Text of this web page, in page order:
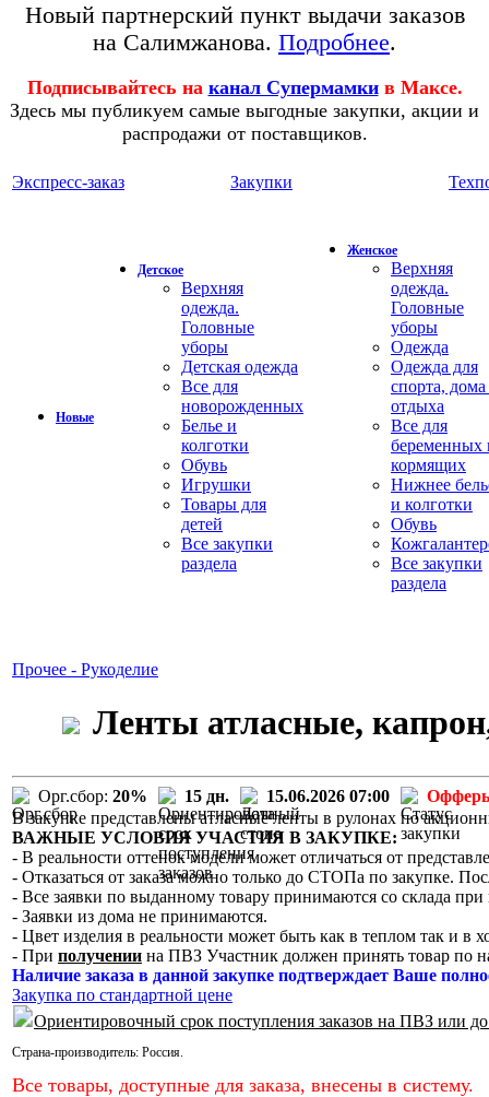
Новый партнерский пункт выдачи заказов
на Салимжанова. Подробнее.
Подписывайтесь на канал Супермамки в Максе.
Здесь мы публикуем самые выгодные закупки, акции и
распродажи от поставщиков.
Экспресс-заказ Закупки
Новые
Детское
Верхняя
одежда.
Головные
уборы
Детская одежда
Все для
новорожденных
Белье и
колготки
Обувь
Игрушки
Товары для
детей
Все закупки
раздела
Женское
Верхняя
одежда.
Головные
уборы
Одежда
Одежда для
спорта,
отдыха
Все для
беременных
кормящих
Нижнее
и колготки
Обувь
Все закупки
раздела
Прочее - Рукоделие
Ленты атласные,
Орг.сбор: 20% 15 дн. 15.06.2026 07:00
В закупке представлены атласные ленты в рулонах по
ВАЖНЫЕ УСЛОВИЯ УЧАСТИЯ В ЗАКУПКЕ:
- В реальности оттенок модели может отличаться от
- Отказаться от заказа можно только до СТОПа по закупке.
- Все заявки по выданному товару принимаются со склада при
- Заявки из дома не принимаются.
- Цвет изделия в реальности может быть как в теплом так и в
- При получении на ПВЗ Участник должен принять товар по
Наличие заказа в данной закупке подтверждает Ваше
Закупка по стандартной цене
Ориентировочный срок поступления заказов на ПВЗ или
Страна-производитель: Россия.
Все товары, доступные для заказа, внесены в систему.